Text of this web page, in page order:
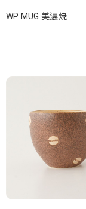
WP MUG 美濃焼